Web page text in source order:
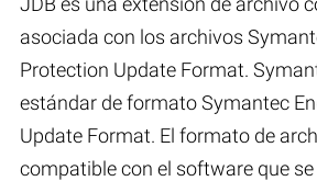
asociada con los archivos
Protection Update Format.
estándar de formato Symantec
Update Format. El formato de
compatible con el software que